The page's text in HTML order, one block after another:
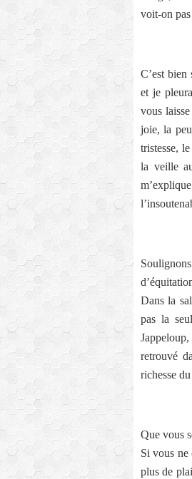
voit-on
C’est bien
et je
vous
joie, la
tristesse,
la veille
Dans la
pas la
retrouvé
richesse
Que vous
Si vous ne
plus de